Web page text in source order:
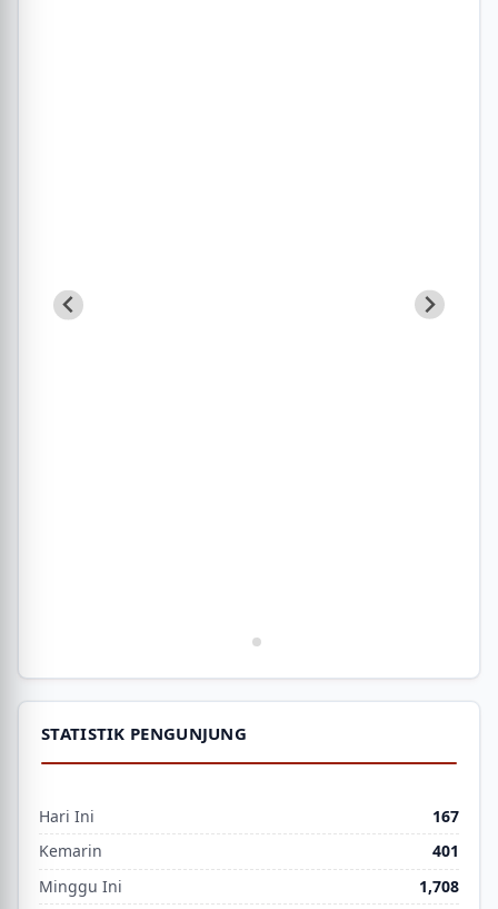
STATISTIK PENGUNJUNG
Hari Ini
167
Kemarin
401
Minggu Ini
1,708